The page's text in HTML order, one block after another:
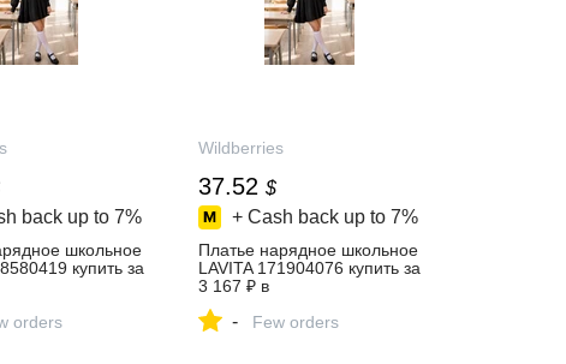
back up to 7%
школьное
купить за
orders
Wildberries
37.52 $
+ Cash back up to 7%
Платье нарядное школьное
LAVITA 171904076 купить за
3 167 ₽ в
интернет‑магазине
Wildberries
- Few orders